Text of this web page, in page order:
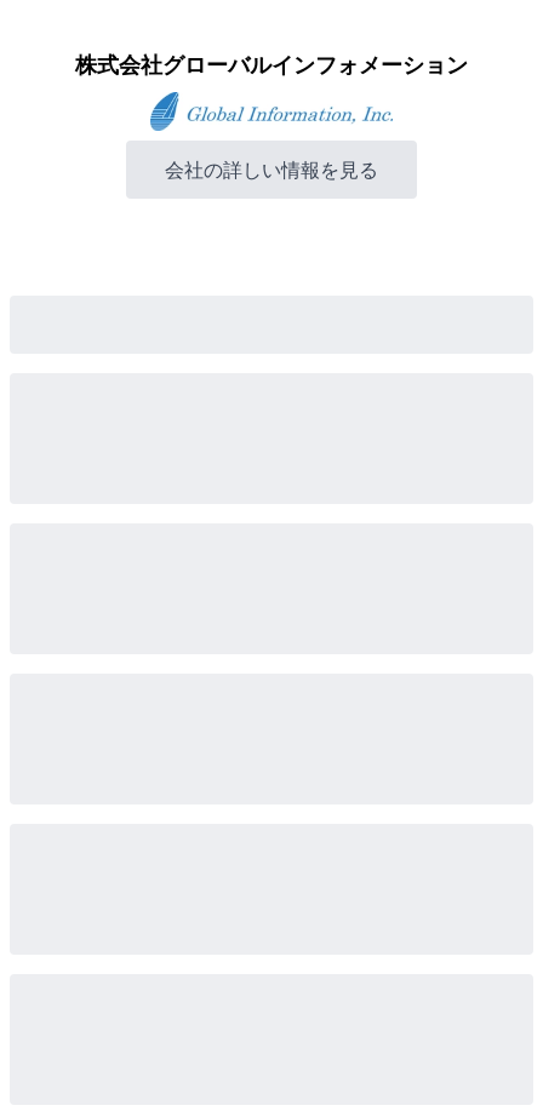
株式会社グローバルインフォメーション
会社の詳しい情報を見る